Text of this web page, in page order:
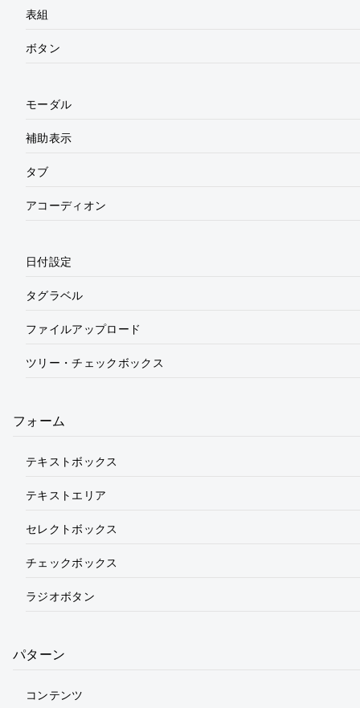
表組
ボタン
モーダル
補助表示
タブ
アコーディオン
日付設定
タグラベル
ファイルアップロード
ツリー・チェックボックス
フォーム
テキストボックス
テキストエリア
セレクトボックス
チェックボックス
ラジオボタン
パターン
コンテンツ